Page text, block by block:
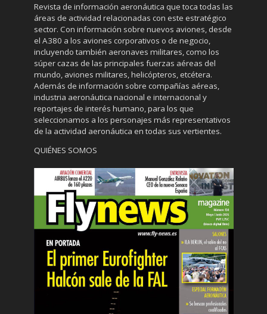
Revista de información aeronáutica que toca todas las
áreas de actividad relacionadas con este estratégico
sector. Con información sobre nuevos aviones, desde
el A380 a los aviones corporativos o de negocio,
incluyendo también aeronaves militares, como los
súper cazas de las principales fuerzas aéreas del
mundo, aviones militares, helicópteros, etcétera.
Además de información sobre compañías aéreas,
industria aeronáutica nacional e internacional y
reportajes de interés humano, para los que
seleccionamos a los personajes más representativos
de la actividad aeronáutica en todas sus vertientes.
QUIÉNES SOMOS